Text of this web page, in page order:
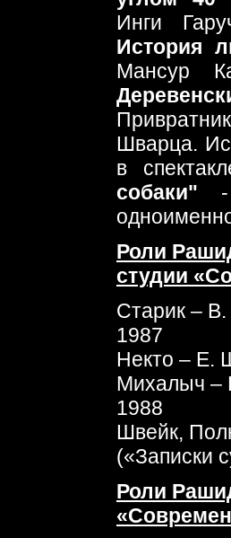
Инги
История
Мансур
Шварца.
в
собаки" -
Роли
студии
Старик –
1987
Некто – Е.
Михалыч –
1988
Швейк,
(«Записки
Роли